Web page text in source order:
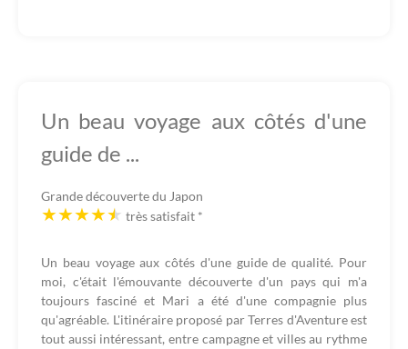
Un beau voyage aux côtés d'une
guide de ...
Grande découverte du Japon
très satisfait *
Un beau voyage aux côtés d'une guide de qualité. Pour
moi, c'était l'émouvante découverte d'un pays qui m'a
toujours fasciné et Mari a été d'une compagnie plus
qu'agréable. L'itinéraire proposé par Terres d'Aventure est
tout aussi intéressant, entre campagne et villes au rythme